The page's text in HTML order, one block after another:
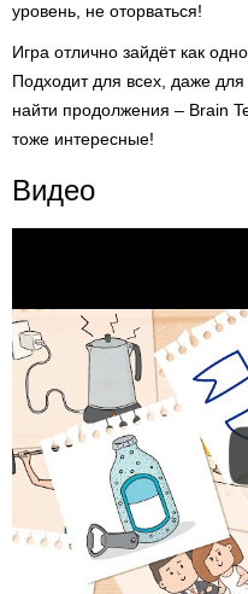
уровень, не оторваться!
Игра отлично зайдёт как
Подходит для всех, даже
найти продолжения – Brain
тоже интересные!
Видео